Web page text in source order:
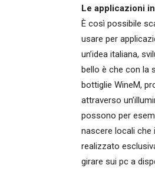
Le applicazioni
È così possibile
usare per
un’idea italiana,
bello è che con la
bottiglie WineM,
attraverso
possono per
nascere locali che
realizzato
girare sui pc a